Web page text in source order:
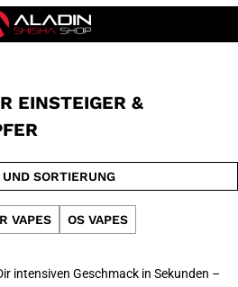
intensiven Geschmack in Sekunden –
EINSTEIGER &
UND SORTIERUNG
VAPES
OS VAPES